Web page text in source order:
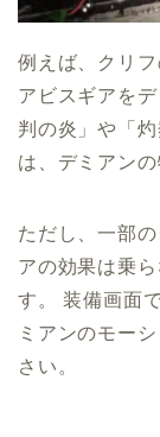
例えば、クリ
アビスギアを
判の炎」や「
は、デミアン
ただし、一部
アの効果は乗
す。 装備画面
ミアンのモー
さい。